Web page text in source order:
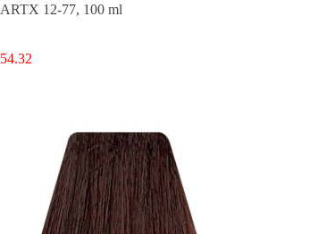
ARTX 12-77, 100 ml
54.32